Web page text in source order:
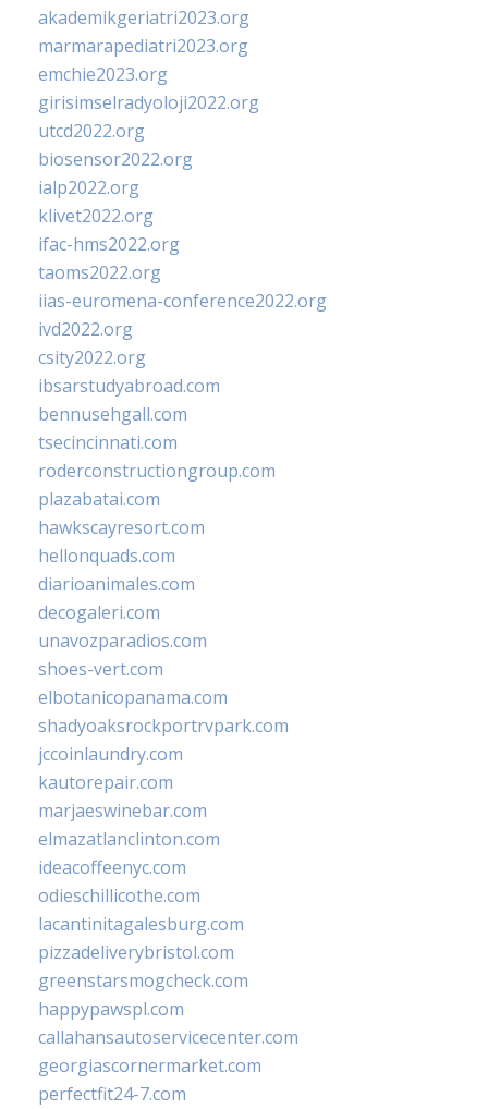
akademikgeriatri2023.org
marmarapediatri2023.org
emchie2023.org
girisimselradyoloji2022.org
utcd2022.org
biosensor2022.org
ialp2022.org
klivet2022.org
ifac-hms2022.org
taoms2022.org
iias-euromena-conference2022.org
ivd2022.org
csity2022.org
ibsarstudyabroad.com
bennusehgall.com
tsecincinnati.com
roderconstructiongroup.com
plazabatai.com
hawkscayresort.com
hellonquads.com
diarioanimales.com
decogaleri.com
unavozparadios.com
shoes-vert.com
elbotanicopanama.com
shadyoaksrockportrvpark.com
jccoinlaundry.com
kautorepair.com
marjaeswinebar.com
elmazatlanclinton.com
ideacoffeenyc.com
odieschillicothe.com
lacantinitagalesburg.com
pizzadeliverybristol.com
greenstarsmogcheck.com
happypawspl.com
callahansautoservicecenter.com
georgiascornermarket.com
perfectfit24-7.com